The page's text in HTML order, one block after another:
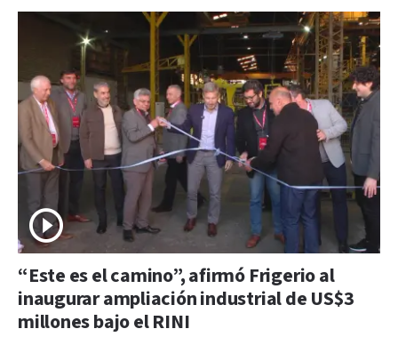
“Este es el camino”, afirmó Frigerio al
inaugurar ampliación industrial de US$3
millones bajo el RINI